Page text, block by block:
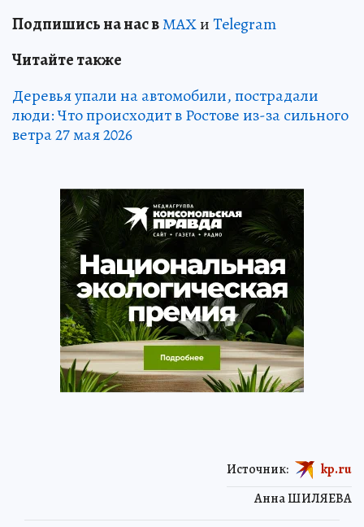
Подпишись на нас вМАХиTelegram
Читайте также
Деревья упали на автомобили, пострадали
люди: Что происходит в Ростове из-за сильного
ветра 27 мая 2026
Анна ШИЛЯЕВА
Источник: kp.ru